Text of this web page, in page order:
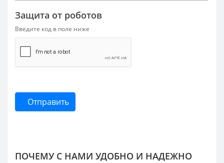
Защита от роботов
Введите код в поле ниже
Отправить
ПОЧЕМУ С НАМИ УДОБНО И НАДЕЖНО